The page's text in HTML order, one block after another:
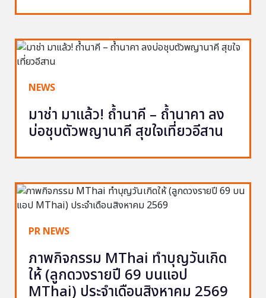
NEWS
มาช่า มาแล้ว! ถ้ำนาคี – ถ้ำนาคา ลง
บ่อชุบตัวพญานาคี สุขใจเที่ยวอีสาน
PR NEWS
ภาพกิจกรรม MThai ทำบุญวันเกิด
ให้ (ลูกดวงรายปี 69 บนแอป
MThai) ประจำเดือนสิงหาคม 2569